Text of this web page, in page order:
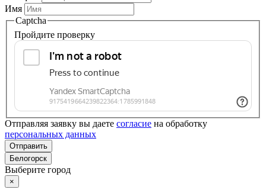
Имя
Captcha
Пройдите проверку
Отправляя заявку вы даете согласие на обработку
персональных данных
Отправить
Белогорск
Выберите город
×